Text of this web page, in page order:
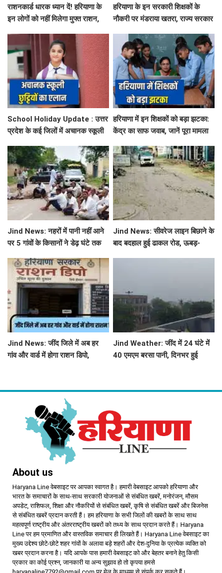
राशनकार्ड धारक ध्यान दें! हरियाणा के
इन लोगों को नहीं मिलेगा मुफ्त राशन,
हरियाणा के इन सरकारी शिक्षकों के
नौकरी पर मंडराया खतरा, राज्य सरकार
School Holiday Update : उत्तर
प्रदेश के कई जिलों में अचानक स्कूली
सटीक जानकारी
हरियाणा में इन शिक्षकों को बड़ा झटका:
केंद्र का साफ जवाब, जानें पूरा मामला
Jind News: नहरों में पानी नहीं आने
पर 5 गांवों के किसानों ने डेढ़ घंटे तक
Jind News: सीवरेज लाइन बिछाने के
बाद बदहाल हुई ढाकल रोड, ऊबड़-
Jind News: जींद जिले में अब हर
गांव और वार्ड में होगा राशन डिपो,
Jind Weather: जींद में 24 घंटे में
40 एमएम बरसा पानी, दिनभर हुई
About us
Haryana Line वेबसाइट पर आपका स्वागत है। हमारी वेबसाइट आपको हरियाणा और
भारत के समाचारों के साथ-साथ सरकारी योजनाओं से संबंधित खबरें, मनोरंजन, मौसम
अपडेट, राशिफल, शिक्षा और नौकरियों से संबंधित खबरें, कृषि से संबंधित खबरें और बिजनेस
से संबंधित खबरें प्रदान करती हैं। हम हरियाणा के सभी जिलों की खबरों के साथ साथ
महत्वपूर्ण राष्ट्रीय और अंतरराष्ट्रीय खबरों को तथ्य के साथ प्रदान करते हैं। Haryana
Line पर हम प्रमाणित और वास्तविक समाचार ही लिखते हैं। Haryana Line वेबसाइट का
मुख्य उद्देश्य छोटे-छोटे शहर गांवों के अलावा बड़े शहरों और देश-दुनिया के प्रत्येक व्यक्ति को
खबर प्रदान करना है। यदि आपके पास हमारी वेबसाइट को और बेहतर बनाने हेतु किसी
प्रकार का कोई प्रश्न, जानकारी या अन्य सुझाव हो तो कृपया हमसे